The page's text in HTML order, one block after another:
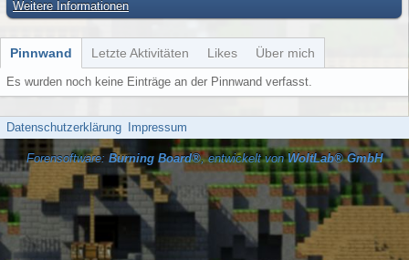
Weitere Informationen
Pinnwand Letzte Aktivitäten Likes Über mich
Es wurden noch keine Einträge an der Pinnwand verfasst.
Datenschutzerklärung Impressum
Forensoftware: Burning Board®, entwickelt vonWoltLab® GmbH